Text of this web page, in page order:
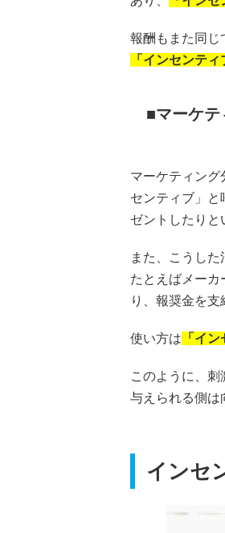
報酬もまた同じ
「インセンテ
マーケ
マーケティング
センティブ」と
ゼントしたりと
また、こうし
たとえばメーカ
り、報奨金を支
使い方は 「イ
このように、
与えられる側は
インセ